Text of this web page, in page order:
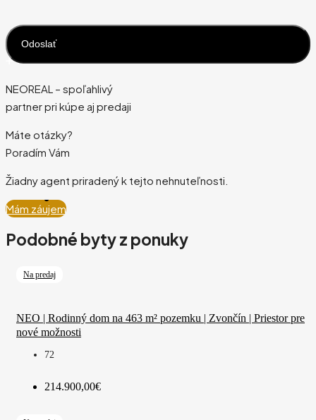
NEOREAL – spoľahlivý
partner pri kúpe aj predaji
Máte otázky?
Poradím Vám
Žiadny agent priradený k tejto nehnuteľnosti.
Mám záujem
Podobné byty z ponuky
Na predaj
NEO | Rodinný dom na 463 m² pozemku | Zvončín | Priestor pre
nové možnosti
214.900,00€
72